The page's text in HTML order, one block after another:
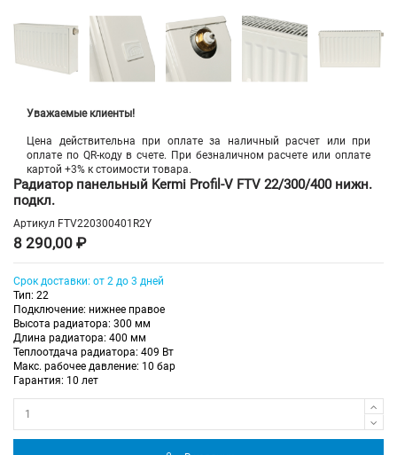
Уважаемые клиенты!
Цена действительна при оплате за наличный расчет или при
оплате по QR-коду в счете. При безналичном расчете или оплате
картой +3% к стоимости товара.
Радиатор панельный Kermi Profil-V FTV 22/300/400 нижн.
подкл.
Артикул FTV220300401R2Y
8 290,00 ₽
Срок доставки: от 2 до 3 дней
Тип: 22
Подключение: нижнее правое
Высота радиатора: 300 мм
Длина радиатора: 400 мм
Теплоотдача радиатора: 409 Вт
Макс. рабочее давление: 10 бар
Гарантия: 10 лет